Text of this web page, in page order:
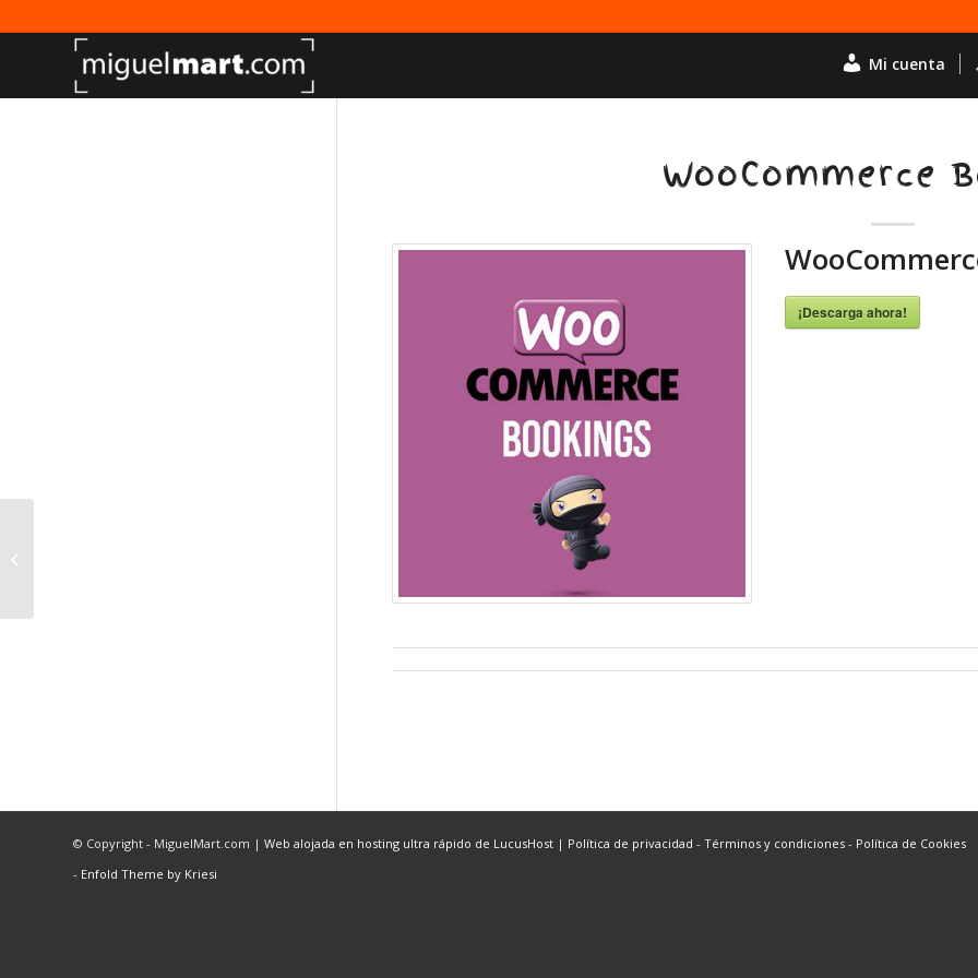
Mi cuenta
WooCommerce
¡Descarga ahora!
© Copyright - MiguelMart.com | Web alojada en hosting ultra rápido de LucusHost | Política de privacidad - Términos y condiciones - Política de Cookies
- Enfold Theme by Kriesi